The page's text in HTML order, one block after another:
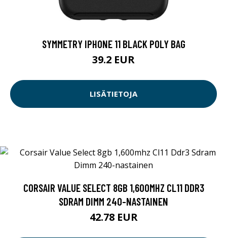
SYMMETRY IPHONE 11 BLACK POLY BAG
39.2 EUR
LISÄTIETOJA
CORSAIR VALUE SELECT 8GB 1,600MHZ CL11 DDR3
SDRAM DIMM 240-NASTAINEN
42.78 EUR